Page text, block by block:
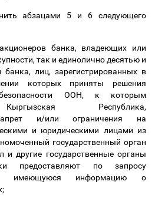
абзацами 5 и 6 следующего
банка, владеющих или
так и единолично десятью и
лиц, зарегистрированных в
которых приняты решения
ООН, к которым
Республика,
и/или ограничения на
и юридическими лицами из
государственный орган
и другие государственные органы
предоставляют по запросу
имеющуюся информацию о